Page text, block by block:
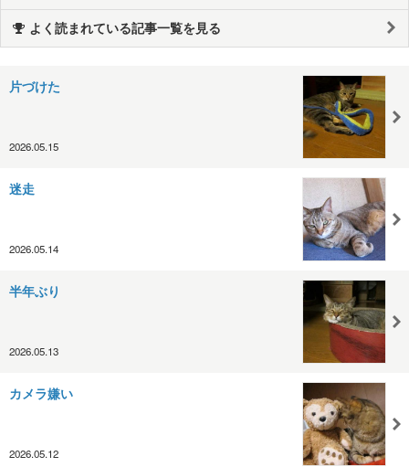
よく読まれている記事一覧を見る
片づけた
2026.05.15
迷走
2026.05.14
半年ぶり
2026.05.13
カメラ嫌い
2026.05.12